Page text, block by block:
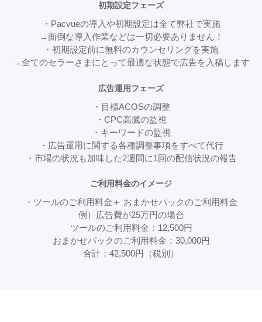
初期設定フェーズ
・Pacvueの導入や初期設定は全て弊社で実施
→面倒な導入作業などは一切必要ありません！
・初期設定前に無料のカウンセリングを実施
→全てのセラーさまにとって最適な状態で広告を入稿します
広告運用フェーズ
・目標ACOSの調整
・CPC高騰の監視
・キーワードの監視
・広告運用に関する各種調整事項をすべて代行
・市場の状況も加味した2週間に1回の配信状況の報告
ご利用料金のイメージ
・ツールのご利用料金＋ おまかせパックのご利用料金
例）広告費が25万円の場合
ツールのご利用料金：12,500円
おまかせパックのご利用料金：30,000円
合計：42,500円（税別）